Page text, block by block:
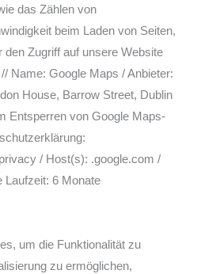
das Zählen von
beim Laden von Seiten,
den Zugriff auf unsere Website
Name: Google Maps / Anbieter:
House, Barrow Street, Dublin
Entsperren von Google Maps-
/ Host(s): .google.com /
Laufzeit: 6 Monate
um die Funktionalität zu
zu ermöglichen,